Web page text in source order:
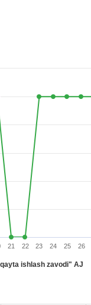
ishlash zavodi" AJ
21 22 23 24 25 26